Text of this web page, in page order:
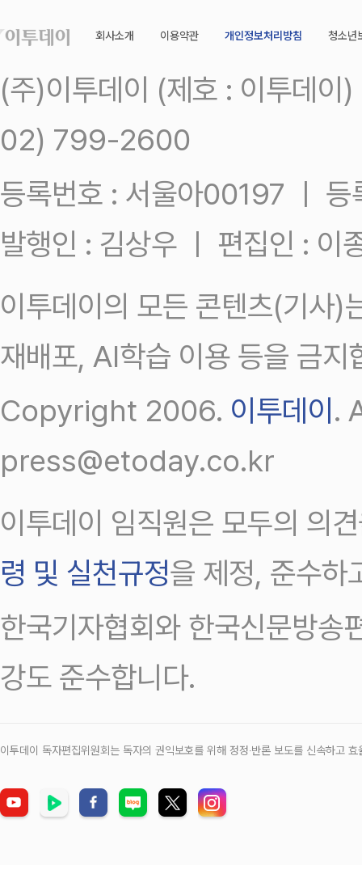
회사소개 이용약관 개인정보처리방침 청소년
(주)이투데이 (제호 : 이투데
02) 799-2600
등록번호 : 서울아00197 ㅣ
발행인 : 김상우 ㅣ 편집인 : 이
이투데이의 모든 콘텐츠(기사)
재배포, AI학습 이용 등을 금지
Copyright 2006. 이투데이.
press@etoday.co.kr
이투데이 임직원은 모두의 의
령 및 실천규정을 제정, 준수하
한국기자협회와 한국신문방송
강도 준수합니다.
이투데이 독자편집위원회는 독자의 권익보호를 위해 정정‧반론 보도를 신속하고